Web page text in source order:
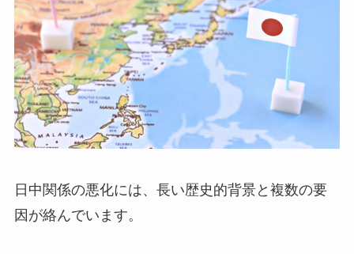
日中関係の悪化には、長い歴史的背景と複数の要
因が絡んでいます。